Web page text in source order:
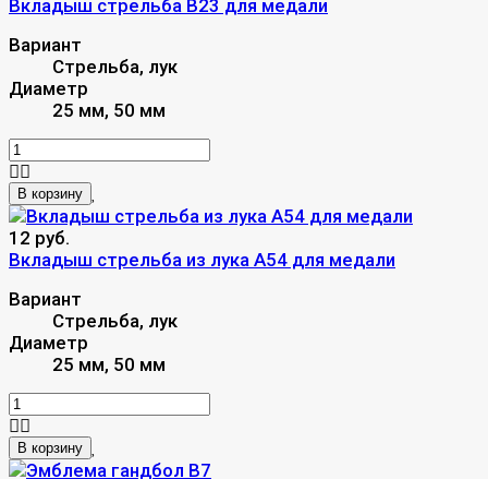
Вкладыш стрельба B23 для медали
Вариант
Стрельба, лук
Диаметр
25 мм, 50 мм
В корзину
12 руб.
Вкладыш стрельба из лука A54 для медали
Вариант
Стрельба, лук
Диаметр
25 мм, 50 мм
В корзину